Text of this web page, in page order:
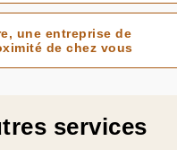
une entreprise de
de chez vous
services